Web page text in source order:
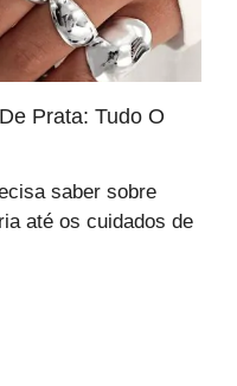
Prata: Tudo O
saber sobre
até os cuidados de